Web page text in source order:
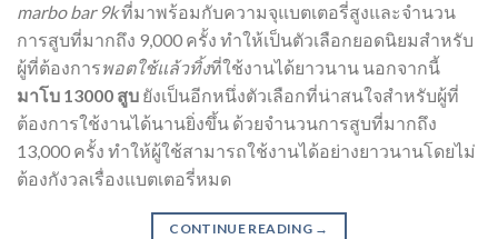
marbo bar 9kที่มาพร้อมกับความจุแบตเตอรี่สูงและจำนวน
การสูบที่มากถึง 9,000 ครั้ง ทำให้เป็นตัวเลือกยอดนิยมสำหรับ
ผู้ที่ต้องการพอตใช้แล้วทิ้งที่ใช้งานได้ยาวนาน นอกจากนี้
มาโบ 13000 สูบ ยังเป็นอีกหนึ่งตัวเลือกที่น่าสนใจสำหรับผู้ที่
ต้องการใช้งานได้นานยิ่งขึ้น ด้วยจำนวนการสูบที่มากถึง
13,000 ครั้ง ทำให้ผู้ใช้สามารถใช้งานได้อย่างยาวนานโดยไม่
ต้องกังวลเรื่องแบตเตอรี่หมด
CONTINUE READING →